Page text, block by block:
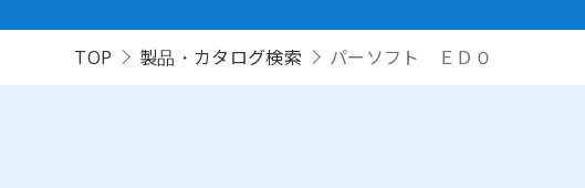
TOP 製品・カタログ検索 パーソフト ＥＤＯ